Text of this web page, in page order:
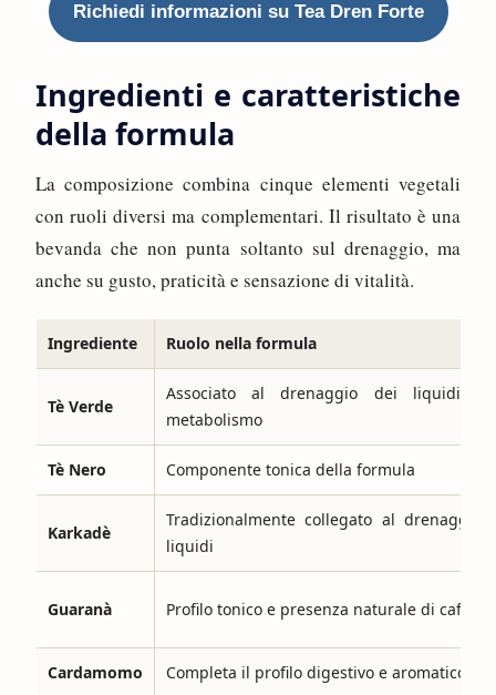
Richiedi informazioni su Tea Dren Forte
Ingredienti e caratteristiche
della formula
La composizione combina cinque elementi vegetali
con ruoli diversi ma complementari. Il risultato è una
bevanda che non punta soltanto sul drenaggio, ma
anche su gusto, praticità e sensazione di vitalità.
Ingrediente Ruolo nella formula
Tè Verde
Associato al drenaggio dei liquidi e
metabolismo
Tè Nero Componente tonica della formula
Karkadè
Tradizionalmente collegato al drenaggio
liquidi
Guaranà Profilo tonico e presenza naturale di
Cardamomo Completa il profilo digestivo e aromatico